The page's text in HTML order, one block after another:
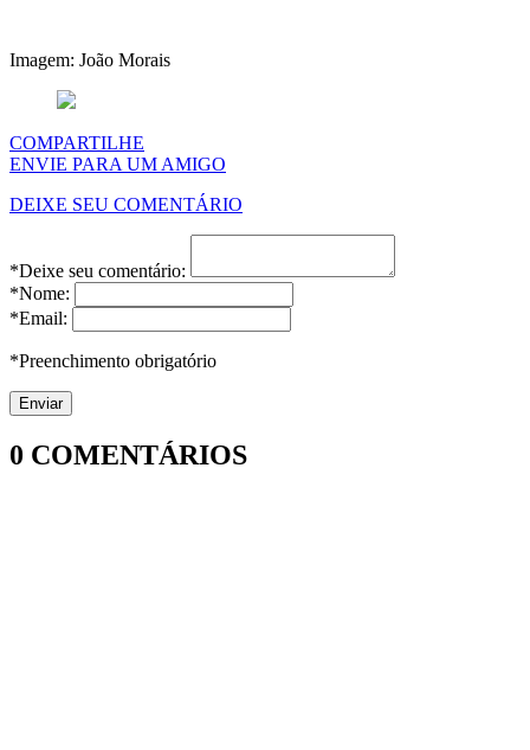
Imagem: João Morais
COMPARTILHE
ENVIE PARA UM AMIGO
DEIXE SEU COMENTÁRIO
*Deixe seu comentário:
*Nome:
*Email:
*Preenchimento obrigatório
0 COMENTÁRIOS